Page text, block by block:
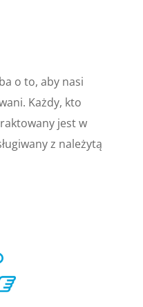
o to, aby nasi
Każdy, kto
jest w
z należytą